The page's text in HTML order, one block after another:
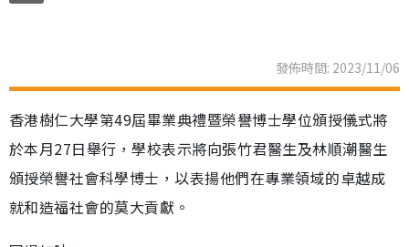
發佈時間: 2023/11/06
香港樹仁大學第49屆畢業典禮暨榮譽博士學位頒授儀式將
於本月27日舉行，學校表示將向張竹君醫生及林順潮醫生
頒授榮譽社會科學博士，以表揚他們在專業領域的卓越成
就和造福社會的莫大貢獻。